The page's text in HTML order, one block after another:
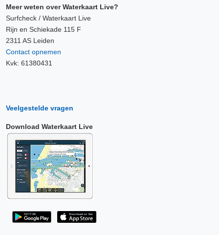
Meer weten over Waterkaart Live?
Surfcheck / Waterkaart Live
Rijn en Schiekade 115 F
2311 AS Leiden
Contact opnemen
Kvk: 61380431
Veelgestelde vragen
Download Waterkaart Live